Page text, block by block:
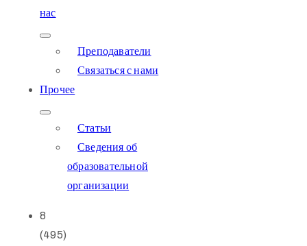
нас
Преподаватели
Связаться с нами
Прочее
Статьи
Сведения об
образовательной
организации
8
(495)